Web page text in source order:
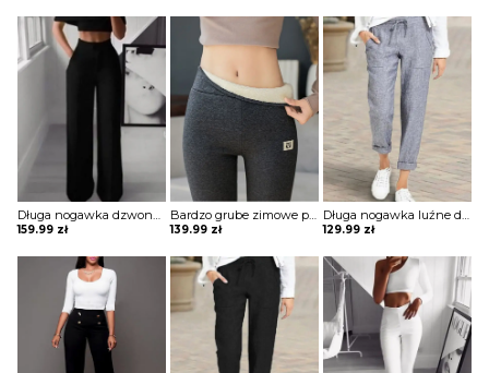
was:
249.99 zł.
is:
124.99 zł.
Długa nogawka dzwony szerokie luźne jednolite wysoki stan bez wzoru pas eleganckie casual spodnie Golda
159.99 zł
Bardzo grube zimowe polarowe legginsy z wysokim stanem spodnie Armgard
139.99 zł
Długa nogawka luźne dresowe wiązane jednolite wygodne ściągacz casual spodnie Darcie
129.99 zł